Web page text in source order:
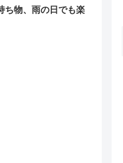
ち物、雨の日でも楽